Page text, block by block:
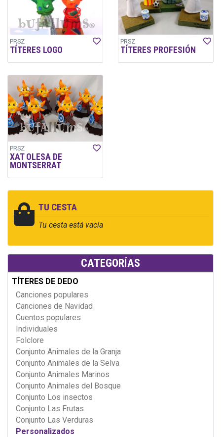
TU CESTA
Tu cesta está vacía
CATEGORÍAS
TÍTERES DE DEDO
Canciones populares
Canciones de Navidad
Cuentos populares
Individuales
Folclore
Conjunto Animales de la Granja
Conjunto Animales de la Selva
Conjunto Animales Marinos
Conjunto Animales del Bosque
Conjunto Los insectos
Conjunto Las Frutas
Conjunto Las Verduras
Personalizados
PRSZ
TÍTERES LOGO
PRSZ
TÍTERES PROFESIÓN
PRSZ
XAT OLESA DE
MONTSERRAT